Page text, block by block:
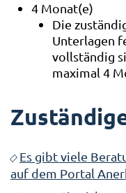
4 Monat(e)
Die
Unterlagen
vollständig
maximal 4
Es gibt viele
auf dem Portal